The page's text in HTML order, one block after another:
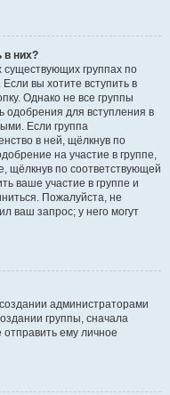
в них?
группах по
вы хотите вступить в
Однако не все группы
одобрения для вступления в
Если группа
в ней, щёлкнув по
на участие в группе,
щёлкнув по соответствующей
ваше участие в группе и
Пожалуйста, не
ваш запрос; у него могут
администраторами
группы, сначала
ему личное